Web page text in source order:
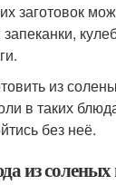
заготовок
из
в таких
без неё.
из соленых